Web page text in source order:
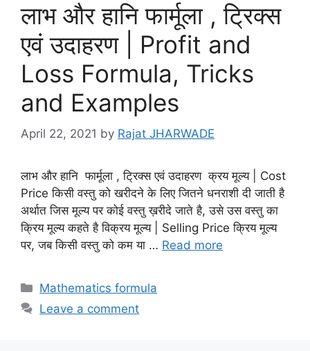
लाभ और हानि फार्मूला , ट्रिक्स
एवं उदाहरण | Profit and
Loss Formula, Tricks
and Examples
April 22, 2021 by Rajat JHARWADE
लाभ और हानि फार्मूला , ट्रिक्स एवं उदाहरण क्रय मूल्य | Cost
Price किसी वस्तु को खरीदने के लिए जितने धनराशी दी जाती है
अर्थात जिस मूल्य पर कोई वस्तु ख़रीदे जाते है, उसे उस वस्तु का
क्रिय मूल्य कहते है विक्रय मूल्य | Selling Price क्रिय मूल्य
पर, जब किसी वस्तु को कम या … Read more
Categories
Mathematics formula
Leave a comment